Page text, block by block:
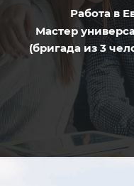
Работа в
Мастер
(бригада из 3